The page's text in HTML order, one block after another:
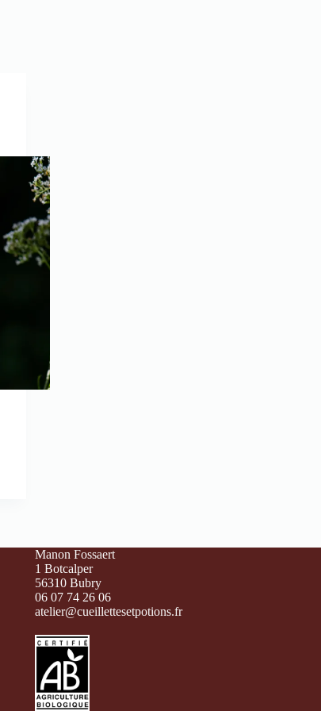
Manon Fossaert
1 Botcalper
56310 Bubry
06 07 74 26 06
atelier@cueillettesetpotions.fr